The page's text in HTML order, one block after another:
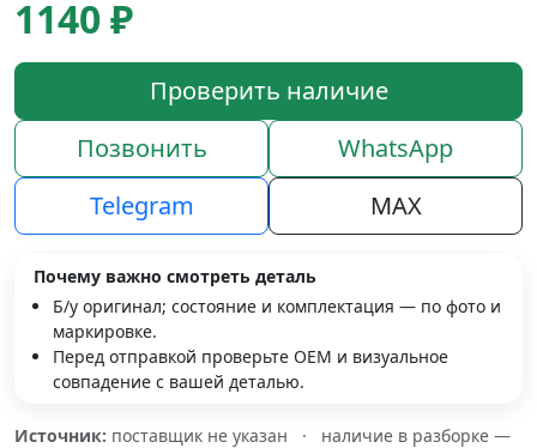
1140 ₽
Проверить наличие
Позвонить
WhatsApp
Telegram
MAX
Почему важно смотреть деталь
Б/у оригинал; состояние и комплектация — по фото и
маркировке.
Перед отправкой проверьте OEM и визуальное
совпадение с вашей деталью.
Источник: поставщик не указан ·
наличие в разборке —